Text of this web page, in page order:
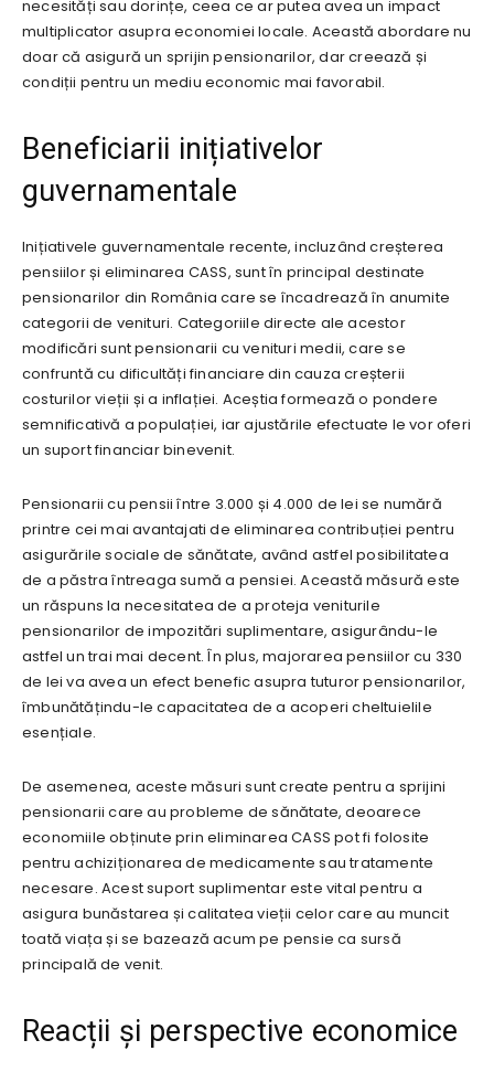
necesități sau dorințe, ceea ce ar putea avea un impact
multiplicator asupra economiei locale. Această abordare nu
doar că asigură un sprijin pensionarilor, dar creează și
condiții pentru un mediu economic mai favorabil.
Beneficiarii inițiativelor
guvernamentale
Inițiativele guvernamentale recente, incluzând creșterea
pensiilor și eliminarea CASS, sunt în principal destinate
pensionarilor din România care se încadrează în anumite
categorii de venituri. Categoriile directe ale acestor
modificări sunt pensionarii cu venituri medii, care se
confruntă cu dificultăți financiare din cauza creșterii
costurilor vieții și a inflației. Aceștia formează o pondere
semnificativă a populației, iar ajustările efectuate le vor oferi
un suport financiar binevenit.
Pensionarii cu pensii între 3.000 și 4.000 de lei se numără
printre cei mai avantajati de eliminarea contribuției pentru
asigurările sociale de sănătate, având astfel posibilitatea
de a păstra întreaga sumă a pensiei. Această măsură este
un răspuns la necesitatea de a proteja veniturile
pensionarilor de impozitări suplimentare, asigurându-le
astfel un trai mai decent. În plus, majorarea pensiilor cu 330
de lei va avea un efect benefic asupra tuturor pensionarilor,
îmbunătățindu-le capacitatea de a acoperi cheltuielile
esențiale.
De asemenea, aceste măsuri sunt create pentru a sprijini
pensionarii care au probleme de sănătate, deoarece
economiile obținute prin eliminarea CASS pot fi folosite
pentru achiziționarea de medicamente sau tratamente
necesare. Acest suport suplimentar este vital pentru a
asigura bunăstarea și calitatea vieții celor care au muncit
toată viața și se bazează acum pe pensie ca sursă
principală de venit.
Reacții și perspective economice